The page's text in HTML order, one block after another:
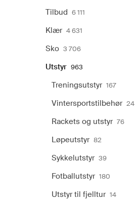
Tilbud 6 111
Klær 4 631
Sko 3 706
Utstyr 963
Treningsutstyr 167
Vintersportstilbehør 24
Rackets og utstyr 76
Løpeutstyr 82
Sykkelutstyr 39
Fotballutstyr 180
Utstyr til fjelltur 14